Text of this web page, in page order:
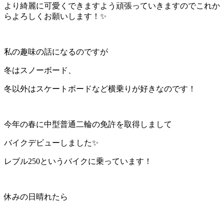
より綺麗に可愛くできますよう頑張っていきますのでこれか
らよろしくお願いします！✨
私の趣味の話になるのですが
冬はスノーボード、
冬以外はスケートボードなど横乗りが好きなのです！
今年の春に中型普通二輪の免許を取得しまして
バイクデビューしました✨
レブル250というバイクに乗っています！
休みの日晴れたら